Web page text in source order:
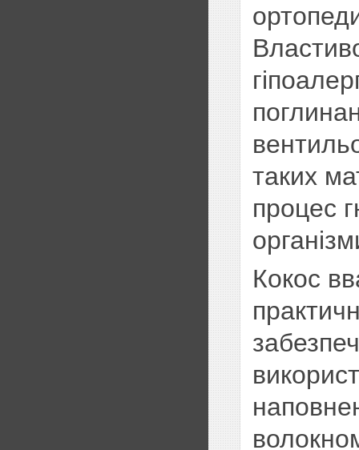
таких
процес
Кокос